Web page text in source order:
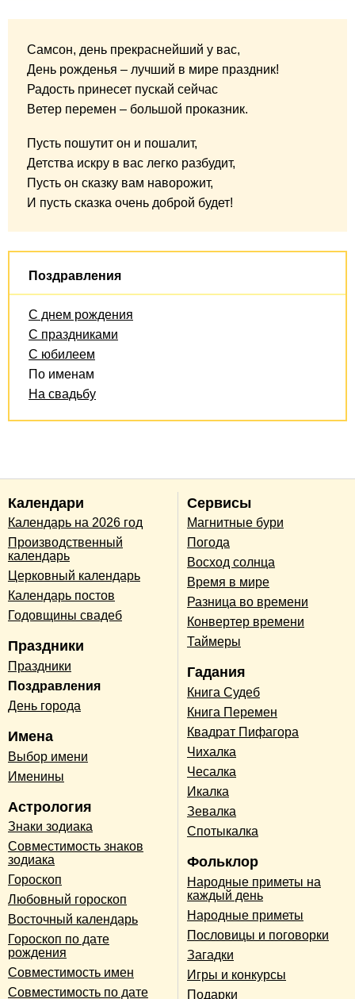
Самсон, день прекраснейший у вас,
День рожденья – лучший в мире праздник!
Радость принесет пускай сейчас
Ветер перемен – большой проказник.
Пусть пошутит он и пошалит,
Детства искру в вас легко разбудит,
Пусть он сказку вам наворожит,
И пусть сказка очень доброй будет!
Поздравления
С днем рождения
С праздниками
С юбилеем
По именам
На свадьбу
Календари
Календарь на 2026 год
Производственный
календарь
Церковный календарь
Календарь постов
Годовщины свадеб
Праздники
Праздники
Поздравления
День города
Имена
Выбор имени
Именины
Астрология
Знаки зодиака
Совместимость знаков
зодиака
Гороскоп
Любовный гороскоп
Восточный календарь
Гороскоп по дате
рождения
Совместимость имен
Совместимость по дате
Сервисы
Магнитные бури
Погода
Восход солнца
Время в мире
Разница во времени
Конвертер времени
Таймеры
Гадания
Книга Судеб
Книга Перемен
Квадрат Пифагора
Чихалка
Чесалка
Икалка
Зевалка
Спотыкалка
Фольклор
Народные приметы на
каждый день
Народные приметы
Пословицы и поговорки
Загадки
Игры и конкурсы
Подарки